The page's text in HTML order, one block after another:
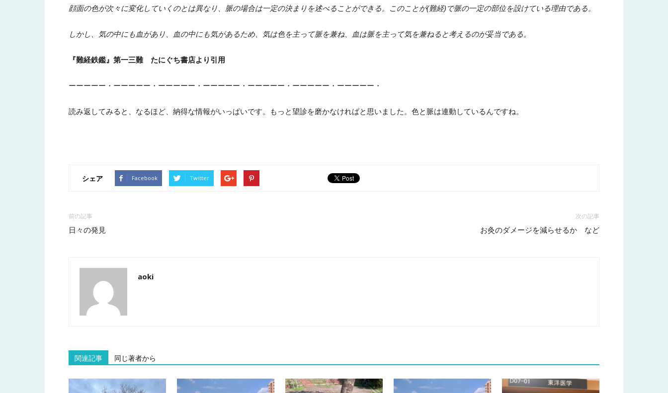
顔面の色が次々に変化していくのとは異なり、脈の場合は一定の決まりを述べることができる。このことが(難経)で脈の一定の部位を設けている理由である。
しかし、気の中にも血があり、血の中にも気があるため、気は色を主って脈を兼ね、血は脈を主って気を兼ねると考えるのが妥当である。
『難経鉄鑑』第一三難 たにぐち書店より引用
ーーーーー・ーーーーー・ーーーーー・ーーーーー・ーーーーー・ーーーーー・ーーーーー・
読み返してみると、なるほど、納得な情報がいっぱいです。もっと望診を磨かなければと思いました。色と脈は連動しているんですね。
シェア Facebook Twitter
前の記事
日々の発見
次の記事
お灸のダメージを減らせるか など
aoki
関連記事 同じ著者から